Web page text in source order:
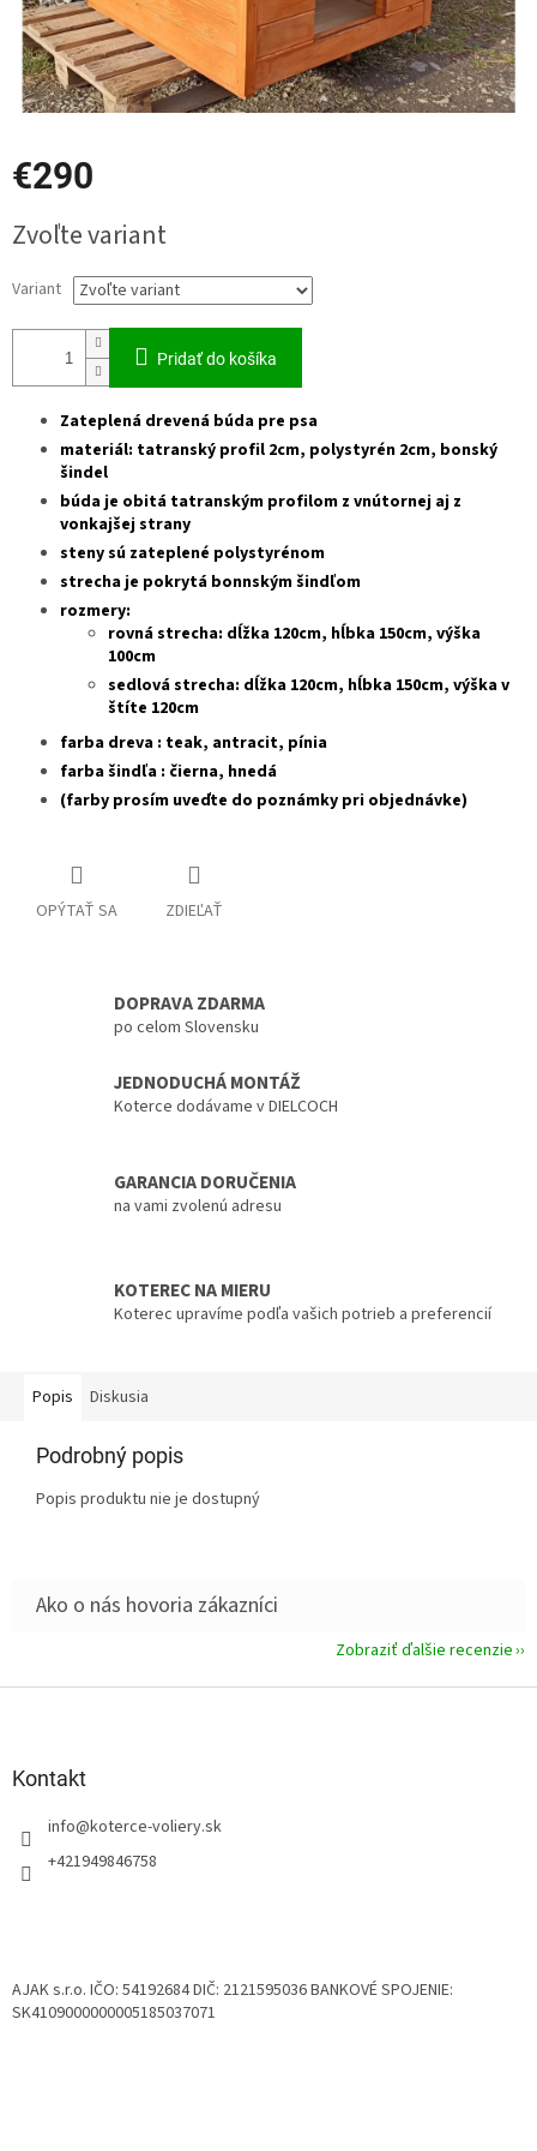
€290
cena:
Zvoľte variant
Variant
Pridať do košíka
Zateplená drevená búda pre psa
materiál: tatranský profil 2cm, polystyrén 2cm, bonský
šindel
búda je obitá tatranským profilom z vnútornej aj z
vonkajšej strany
steny sú zateplené polystyrénom
strecha je pokrytá bonnským šindľom
rozmery:
rovná strecha: dĺžka 120cm, hĺbka 150cm, výška
100cm
sedlová strecha: dĺžka 120cm, hĺbka 150cm, výška v
štíte 120cm
farba dreva : teak, antracit, pínia
farba šindľa : čierna, hnedá
(farby prosím uveďte do poznámky pri objednávke)
OPÝTAŤ SA ZDIEĽAŤ
DOPRAVA ZDARMA
po celom Slovensku
JEDNODUCHÁ MONTÁŽ
Koterce dodávame v DIELCOCH
GARANCIA DORUČENIA
na vami zvolenú adresu
KOTEREC NA MIERU
Koterec upravíme podľa vašich potrieb a preferencií
Popis Diskusia
Podrobný popis
Popis produktu nie je dostupný
Zobraziť ďalšie recenzie
Kontakt
info@koterce-voliery.sk
+421949846758
AJAK s.r.o. IČO: 54192684 DIČ: 2121595036 BANKOVÉ SPOJENIE:
SK4109000000005185037071